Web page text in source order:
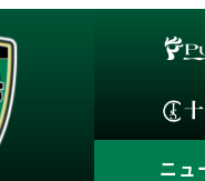
ニュ